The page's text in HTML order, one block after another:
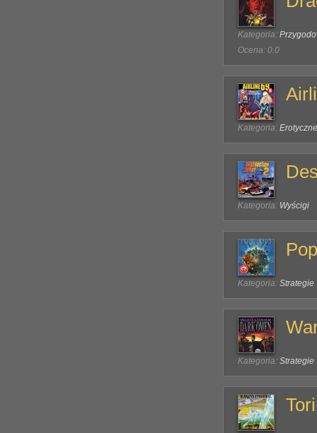
Kategoria:
Ocena: 0.0
Kategoria: Erotyczne
Kategoria: Wyścigi
Kategoria: Strategie
Kategoria: Strategie